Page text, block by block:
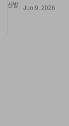
신발 Jun 9, 2026